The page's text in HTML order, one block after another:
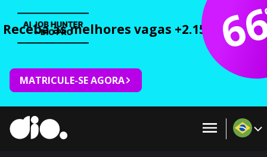
Receba as melhores vagas +2.150 cursos
MATRICULE-SE AGORA